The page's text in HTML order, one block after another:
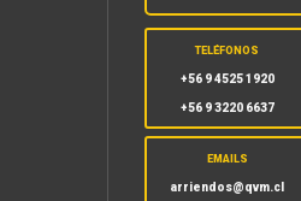
TELÉFONOS
+56 9 4525 1920
+56 9 3220 6637
EMAILS
arriendos@qvm.cl